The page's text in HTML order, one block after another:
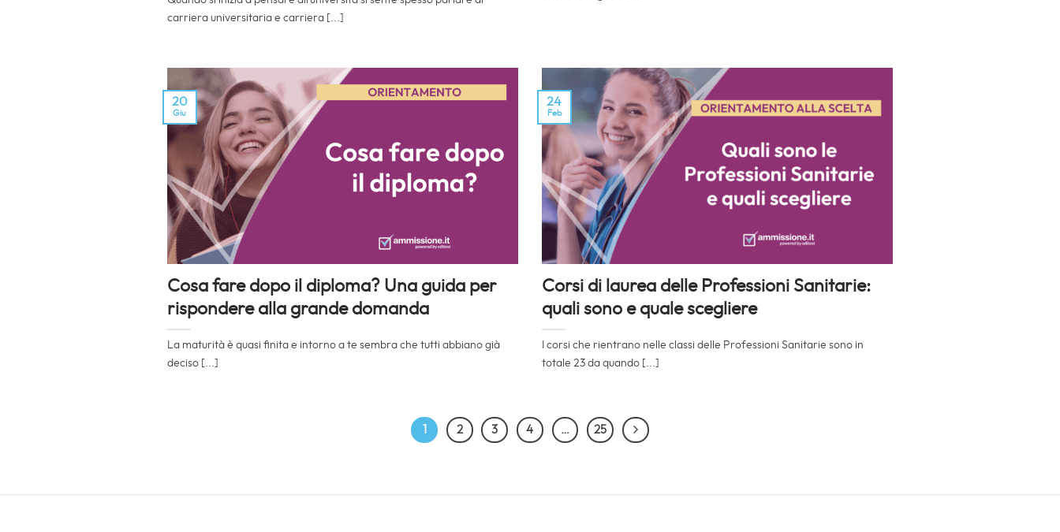
carriera universitaria e carriera [...]
Cosa fare dopo il diploma? Una guida per
rispondere alla grande domanda
La maturità è quasi finita e intorno a te sembra che tutti abbiano già
deciso [...]
20
Giu
Corsi di laurea delle Professioni Sanitarie:
quali sono e quale scegliere
I corsi che rientrano nelle classi delle Professioni Sanitarie sono in
totale 23 da quando [...]
24
Feb
1 2 3 4 … 25